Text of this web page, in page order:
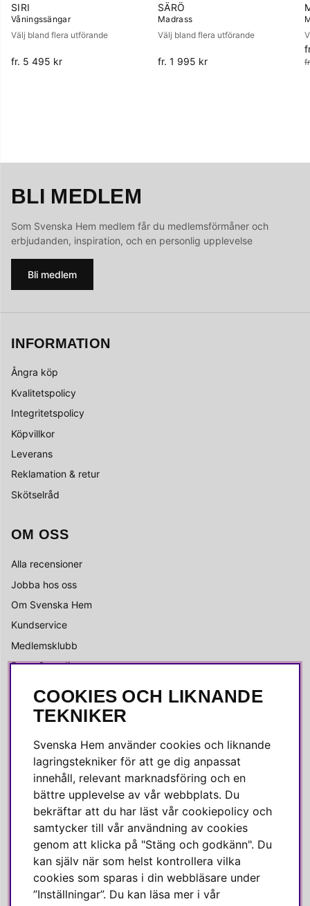
SIRI
Våningssängar
Välj bland flera utförande
fr. 5 495 kr
SÄRÖ
Madrass
Välj bland flera utförande
fr. 1 995 kr
BLI MEDLEM
Som Svenska Hem medlem får du medlemsförmåner och
erbjudanden, inspiration, och en personlig upplevelse
Bli medlem
INFORMATION
Ångra köp
Kvalitetspolicy
Integritetspolicy
Köpvillkor
Leverans
Reklamation & retur
Skötselråd
OM OSS
Alla recensioner
Jobba hos oss
Om Svenska Hem
Kundservice
Medlemsklubb
Press & media
SOCIALA MEDIER
Instagram
Linkedin
Pinterest
SVENSKA HEM
Varmt välkommen till Svenska Hem!
Vi värdesätter våra kunder högt och finns här för att hjälpa dig
COOKIES OCH LIKNANDE
TEKNIKER
Svenska Hem använder cookies och liknande
lagringstekniker för att ge dig anpassat
innehåll, relevant marknadsföring och en
bättre upplevelse av vår webbplats. Du
bekräftar att du har läst vår cookiepolicy och
samtycker till vår användning av cookies
genom att klicka på "Stäng och godkänn". Du
kan själv när som helst kontrollera vilka
cookies som sparas i din webbläsare under
”Inställningar”. Du kan läsa mer i vår